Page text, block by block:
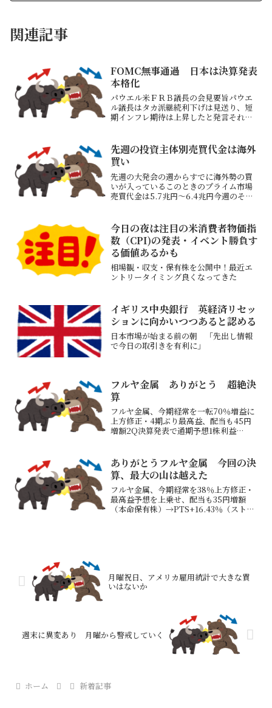
関連記事
FOMC無事通過 日本は決算発表
本格化
パウエル米ＦＲＢ議長の会見要旨パウエ
ル議長はタカ派継続利下げは見送り、短
期インフレ期待は上昇したと発言それで
均先物も+180円での戻り今日から保有株
も全体的にも決算発表...
先週の投資主体別売買代金は海外
買い
先週の大発会の週からすでに海外勢の買
いが入っているこのときのプライム市場
売買代金は5.7兆円～6.4兆円今週のそれ
れはまだ続くと思っている買い手はい
る 引き続き上...
今日の夜は注目の米消費者物価指
数（CPI)の発表・イベント勝負す
る価値あるかも
相場観・収支・保有株を公開中！最近エ
ントリータイミング良くなってきた
イギリス中央銀行 英経済リセッ
ションに向かいつつあると認める
日本市場が始まる前の朝 「先出し情報
で今日の取引きを有利に」
フルヤ金属 ありがとう 超絶決
算
フルヤ金属、今期経常を一転70％増益に
上方修正・4期ぶり最高益、配当も45円
増額2Q決算発表で通期予想1株利益
需要を主要因として電子部門、薄膜部門
が引き...
ありがとうフルヤ金属 今回の決
算、最大の山は越えた
フルヤ金属、今期経常を38％上方修正・
最高益予想を上乗せ、配当も35円増額
（本命保有株）→PTS+16.43％（ストッ
月曜祝日、アメリカ雇用統計で大きな買
いはないか
週末に異変あり 月曜から警戒していく
ホーム 新着記事